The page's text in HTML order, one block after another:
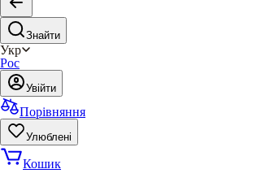
Знайти
Укр
Рос
Увійти
Порівняння
Улюблені
Кошик